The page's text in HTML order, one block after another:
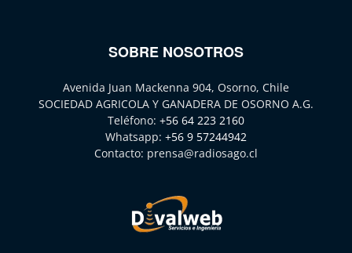
SOBRE NOSOTROS
Avenida Juan Mackenna 904, Osorno, Chile
SOCIEDAD AGRICOLA Y GANADERA DE OSORNO A.G.
Teléfono: +56 64 223 2160
Whatsapp: +56 9 57244942
Contacto: prensa@radiosago.cl